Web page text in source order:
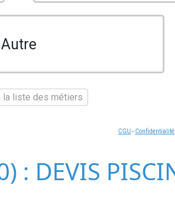
Autre
la liste des métiers
CGU - Confidentialité
: DEVIS